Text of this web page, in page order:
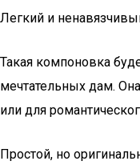
Легкий и
Такая компоновка
мечтательных дам.
или для
Простой, но